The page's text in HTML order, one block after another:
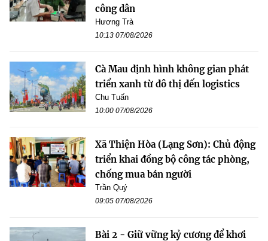
công dân
Hương Trà
10:13 07/08/2026
Cà Mau định hình không gian phát
triển xanh từ đô thị đến logistics
Chu Tuấn
10:00 07/08/2026
Xã Thiện Hòa (Lạng Sơn): Chủ động
triển khai đồng bộ công tác phòng,
chống mua bán người
Trần Quý
09:05 07/08/2026
Bài 2 - Giữ vững kỷ cương để khơi